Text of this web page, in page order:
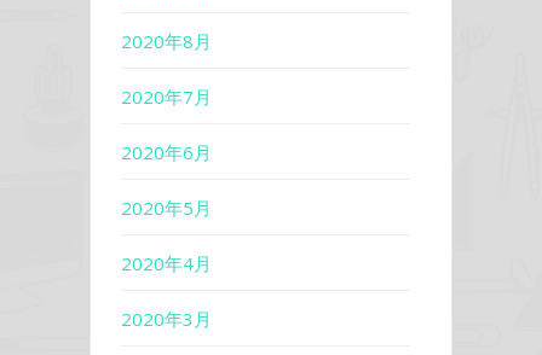
2020年8月
2020年7月
2020年6月
2020年5月
2020年4月
2020年3月